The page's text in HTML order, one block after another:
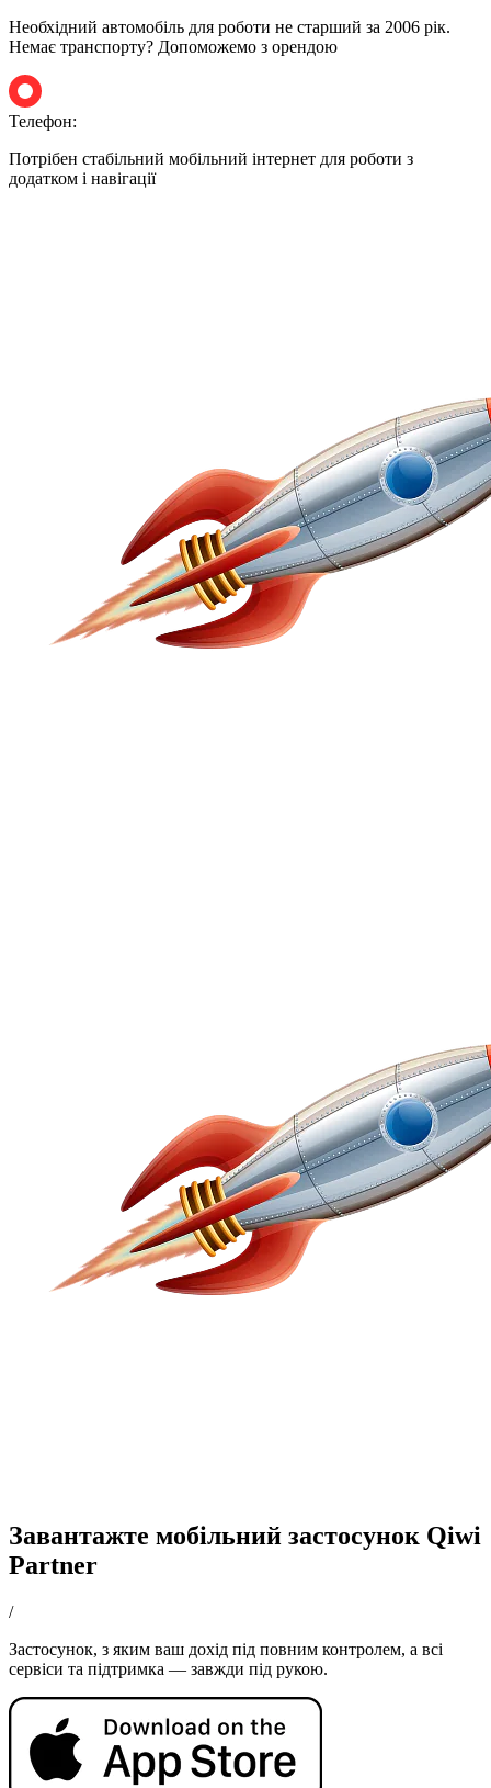
Необхідний автомобіль для роботи не старший за 2006 рік.
Немає транспорту? Допоможемо з орендою
Телефон:
Потрібен стабільний мобільний інтернет для роботи з
додатком і навігації
Завантажте мобільний застосунок Qiwi
Partner
/
Застосунок, з яким ваш дохід під повним контролем, а всі
сервіси та підтримка — завжди під рукою.